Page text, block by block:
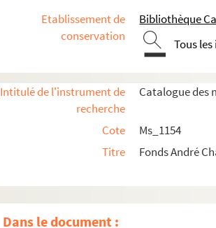
Etablissement de
conservation
Bibliothèque
Tous
Intitulé de l'instrument de
recherche
Catalogue des
Cote
Ms_1154
Titre
Fonds André
Dans le document :
Ms_1154_1_2_1.
Roux-le-Bandit
Les Hommes de la
Ms_1154_1_2_3. Le Crime des Justes
Ms_1154_1_2_4. Magali (1930)
Ms_1154_1_2_5. L'Aigoual (1930)
Ms_1154_1_2_6. Histoires de Tabusse
Ms_1154_1_2_7. Héritages (1932)
Ms_1154_1_2_9. L'Auberge de l'Abîme